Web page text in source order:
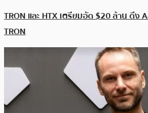
TRON และ HTX เตรียมอัด $20 ล้าน ดึง
TRON